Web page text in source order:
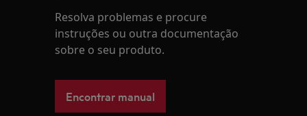
Resolva problemas e procure
instruções ou outra documentação
sobre o seu produto.
Encontrar manual